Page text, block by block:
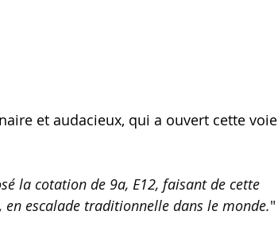
et audacieux, qui a ouvert cette voie
la cotation de 9a, E12, faisant de cette
escalade traditionnelle dans le monde."